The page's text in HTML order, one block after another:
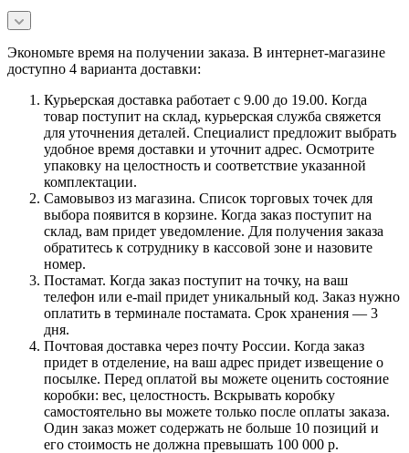
Экономьте время на получении заказа. В интернет-магазине
доступно 4 варианта доставки:
Курьерская доставка работает с 9.00 до 19.00. Когда
товар поступит на склад, курьерская служба свяжется
для уточнения деталей. Специалист предложит выбрать
удобное время доставки и уточнит адрес. Осмотрите
упаковку на целостность и соответствие указанной
комплектации.
Самовывоз из магазина. Список торговых точек для
выбора появится в корзине. Когда заказ поступит на
склад, вам придет уведомление. Для получения заказа
обратитесь к сотруднику в кассовой зоне и назовите
номер.
Постамат. Когда заказ поступит на точку, на ваш
телефон или e-mail придет уникальный код. Заказ нужно
оплатить в терминале постамата. Срок хранения — 3
дня.
Почтовая доставка через почту России. Когда заказ
придет в отделение, на ваш адрес придет извещение о
посылке. Перед оплатой вы можете оценить состояние
коробки: вес, целостность. Вскрывать коробку
самостоятельно вы можете только после оплаты заказа.
Один заказ может содержать не больше 10 позиций и
его стоимость не должна превышать 100 000 р.